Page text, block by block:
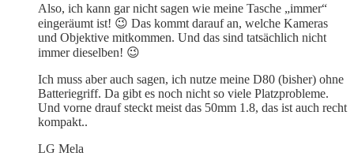
Also, ich kann gar nicht sagen wie meine Tasche „immer“
eingeräumt ist! 😉 Das kommt darauf an, welche Kameras
und Objektive mitkommen. Und das sind tatsächlich nicht
immer dieselben! 😉
Ich muss aber auch sagen, ich nutze meine D80 (bisher) ohne
Batteriegriff. Da gibt es noch nicht so viele Platzprobleme.
Und vorne drauf steckt meist das 50mm 1.8, das ist auch recht
kompakt..
LG Mela